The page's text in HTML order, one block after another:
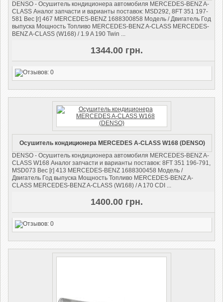
DENSO - Осушитель кондиционера автомобиля MERCEDES-BENZ A-
CLASS Аналог запчасти и варианты поставок: MSD292, 8FT 351 197-
581 Вес [г] 467 MERCEDES-BENZ 1688300858 Модель / Двигатель Год
выпуска Мощность Топливо MERCEDES-BENZ A-CLASS MERCEDES-
BENZ A-CLASS (W168) / 1.9 A 190 Twin ...
1344.00 грн.
Осушитель кондиционера MERCEDES A-CLASS W168 (DENSO)
DENSO - Осушитель кондиционера автомобиля MERCEDES-BENZ A-
CLASS W168 Аналог запчасти и варианты поставок: 8FT 351 196-791,
MSD073 Вес [г] 413 MERCEDES-BENZ 1688300458 Модель /
Двигатель Год выпуска Мощность Топливо MERCEDES-BENZ A-
CLASS MERCEDES-BENZ A-CLASS (W168) / A 170 CDI ...
1400.00 грн.